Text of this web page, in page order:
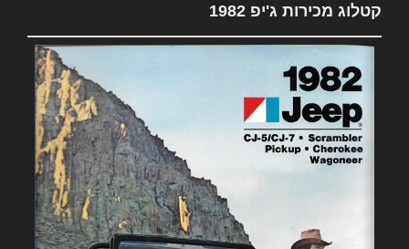
קטלוג מכירות ג'יפ 1982